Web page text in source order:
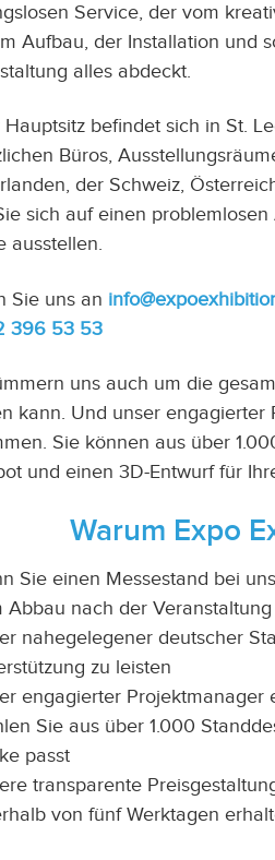
Service, der vom
Aufbau, der Installation und
alles abdeckt.
Hauptsitz befindet sich in St.
Büros,
der Schweiz,
sich auf einen
ausstellen.
Sie uns an
396 53 53
uns auch um die
kann. Und unser
Sie können aus über
und einen 3D-Entwurf für
Warum Expo
Sie einen Messestand bei
Abbau nach der Veranstaltung
nahegelegener deutscher
zu leisten
engagierter Projektmanager
Sie aus über 1.000
passt
transparente
von fünf Werktagen